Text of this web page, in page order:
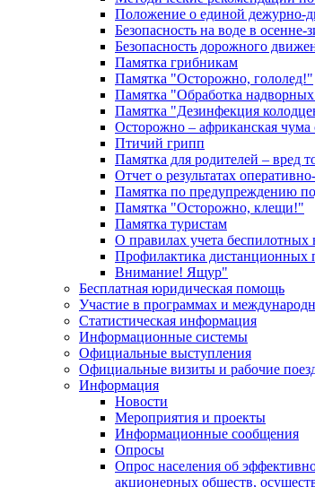
Положение о единой дежурно-
Безопасность на воде в
Безопасность дорожного
Памятка грибникам
Памятка "Осторожно, гололед!"
Памятка "Обработка
Памятка "Дезинфекция
Осторожно – африканская чума
Птичий грипп
Памятка для родителей – вред
Отчет о результатах
Памятка по предупреждению
Памятка "Осторожно, клещи!"
Памятка туристам
О правилах учета беспилотных
Профилактика дистанционных
Внимание! Ящур"
Бесплатная юридическая помощь
Участие в программах и
Статистическая информация
Информационные системы
Официальные выступления
Официальные визиты и рабочие
Информация
Новости
Мероприятия и проекты
Информационные сообщения
Опросы
Опрос населения об
акционерных обществ,